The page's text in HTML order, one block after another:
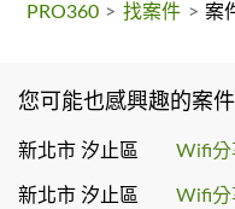
PRO360 > 找案件 > 案
您可能也感興趣的案件
新北市 汐止區
新北市 汐止區